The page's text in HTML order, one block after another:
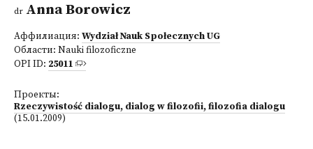
dr Anna Borowicz
Аффилиация: Wydział Nauk Społecznych UG
Области: Nauki filozoficzne
OPI ID: 25011
Проекты:
Rzeczywistość dialogu, dialog w filozofii, filozofia dialogu
(15.01.2009)